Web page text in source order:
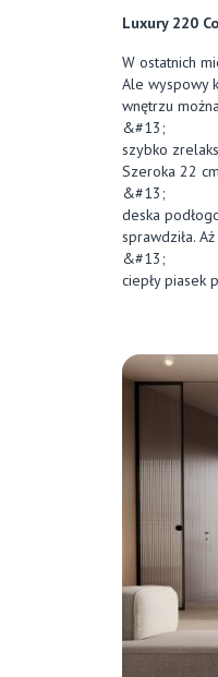
Luxury 220
W ostatnich
Ale wyspowy
wnętrzu
&#13;
szybko
Szeroka 22
&#13;
deska
sprawdziła.
&#13;
ciepły piasek